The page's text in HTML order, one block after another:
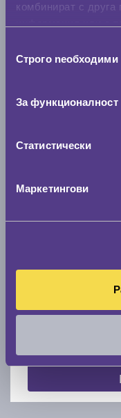
комбинират с друга
наСтрого nеобходими
За функционалност
Статистически
МаркетинговиНамери
Модел